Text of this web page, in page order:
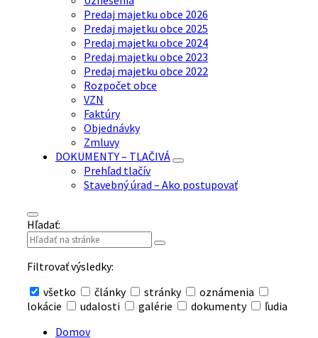
Predaj majetku obce 2026
Predaj majetku obce 2025
Predaj majetku obce 2024
Predaj majetku obce 2023
Predaj majetku obce 2022
Rozpočet obce
VZN
Faktúry
Objednávky
Zmluvy
DOKUMENTY – TLAČIVÁ
Prehľad tlačív
Stavebný úrad – Ako postupovať
Hľadať:
Filtrovať výsledky:
všetko
články stránky
oznámenia
lokácie
udalosti galérie dokumenty ľudia
vyhľadávanie
Domov